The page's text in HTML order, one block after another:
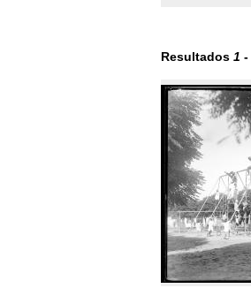
Resultados 1 -